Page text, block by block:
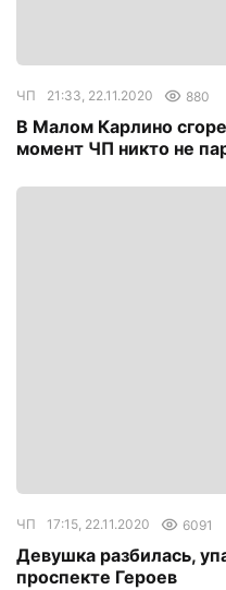
ЧП 21:33, 22.11.2020 880
В Малом Карлино
момент ЧП никто не
ЧП 17:15, 22.11.2020 6091
Девушка разбилась,
проспекте Героев